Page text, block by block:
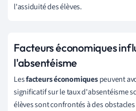
l'assiduité des élèves.
Facteurs économiques
l'absentéisme
Lesfacteurs économiquespeuvent
significatif sur le taux d'absentéisme
élèves sont confrontés à des